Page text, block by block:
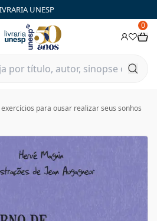
UNESP
0
para ousar realizar seus sonhos